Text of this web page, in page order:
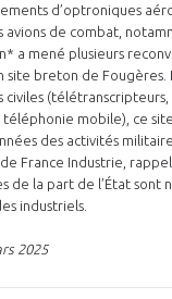
d’optroniques
avions de combat,
a mené plusieurs
site breton de Fougères.
civiles
mobile), ce site
des activités
France Industrie,
de la part de l’État sont
industriels.
2025